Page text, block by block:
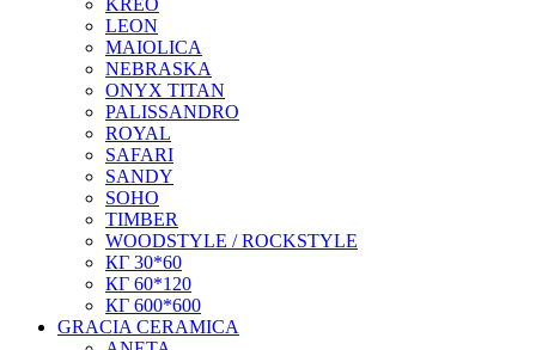
LEON
MAIOLICA
NEBRASKA
ONYX TITAN
PALISSANDRO
ROYAL
SAFARI
SANDY
SOHO
TIMBER
WOODSTYLE / ROCKSTYLE
КГ 30*60
КГ 60*120
КГ 600*600
GRACIA CERAMICA